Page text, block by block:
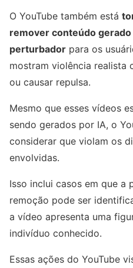
O YouTube também está
remover conteúdo
perturbador para os
mostram violência realista
ou causar repulsa.
Mesmo que esses vídeos
sendo gerados por IA, o
considerar que violam os
envolvidas.
Isso inclui casos em que a
remoção pode ser
a vídeo apresenta uma
indivíduo conhecido.
Essas ações do YouTube